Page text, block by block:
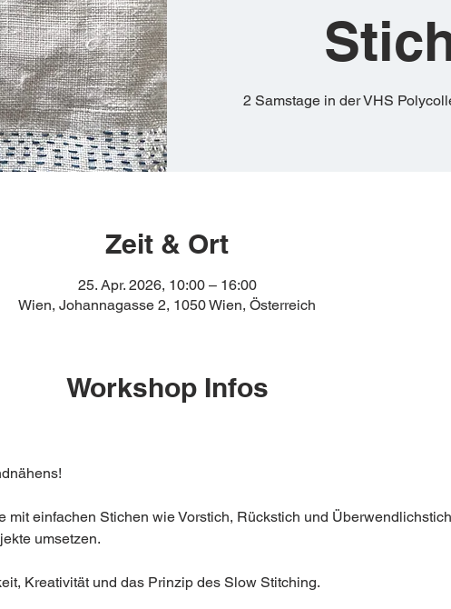
2 Samstage in der VHS
Zeit & Ort
25. Apr. 2026, 10:00 – 16:00
Wien, Johannagasse 2, 1050 Wien, Österreich
Workshop Infos
mit einfachen Stichen wie Vorstich, Rückstich und
umsetzen.
Kreativität und das Prinzip des Slow Stitching.